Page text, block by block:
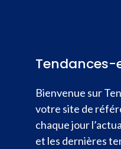
Bienvenue sur
votre site de
chaque jour
et les dernières